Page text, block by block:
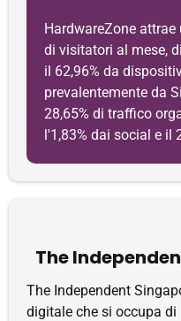
HardwareZone
di visitatori al mese,
il 62,96% da
prevalentemente da
28,65% di traffico
l'1,83% dai social e il
The
The Independent
digitale che si occupa